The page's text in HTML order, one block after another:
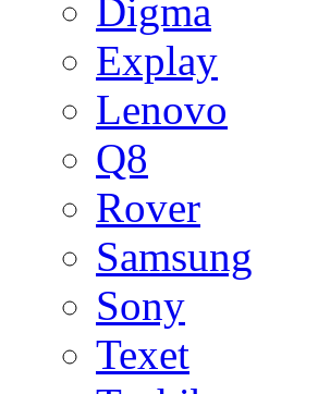
Digma
Explay
Lenovo
Q8
Rover
Samsung
Sony
Texet